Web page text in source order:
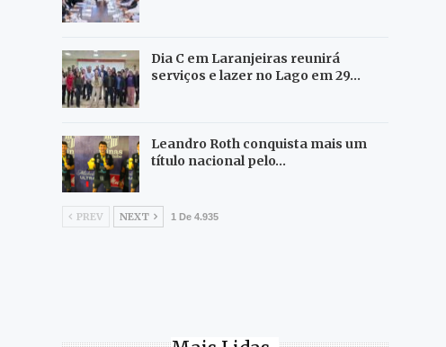
Dia C em Laranjeiras reunirá
serviços e lazer no Lago em 29…
Leandro Roth conquista mais um
título nacional pelo…
PREV NEXT 1 De 4.935